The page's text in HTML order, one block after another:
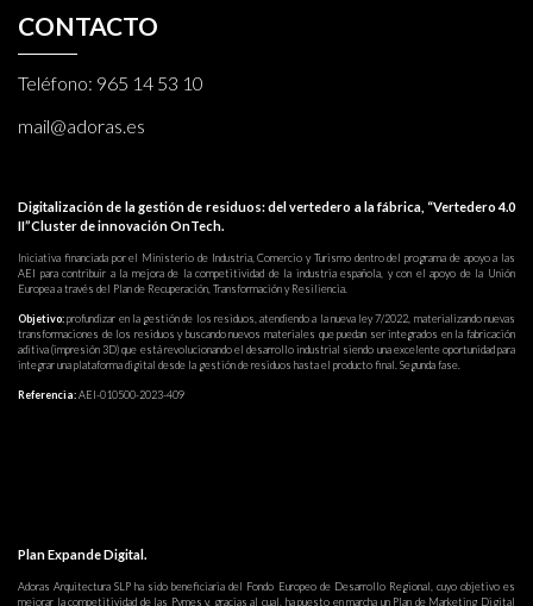
CONTACTO
Teléfono: 965 14 53 10
mail@adoras.es
Digitalización de la gestión de residuos: del vertedero a la fábrica, “Vertedero 4.0
II”Cluster de innovación OnTech.
Iniciativa financiada por el Ministerio de Industria, Comercio y Turismo dentro del programa de apoyo a las
AEI para contribuir a la mejora de la competitividad de la industria española, y con el apoyo de la Unión
Europea a través del Plan de Recuperación, Transformación y Resiliencia.
Objetivo:profundizar en la gestión de los residuos, atendiendo a la nueva ley 7/2022, materializando nuevas
transformaciones de los residuos y buscando nuevos materiales que puedan ser integrados en la fabricación
aditiva (impresión 3D) que está revolucionando el desarrollo industrial siendo una excelente oportunidad para
integrar una plataforma digital desde la gestión de residuos hasta el producto final. Segunda fase.
Referencia:AEI-010500-2023-409
Plan Expande Digital.
Adoras Arquitectura SLP ha sido beneficiaria del Fondo Europeo de Desarrollo Regional, cuyo objetivo es
mejorar la competitividad de las Pymes y, gracias al cual, ha puesto en marcha un Plan de Marketing Digital